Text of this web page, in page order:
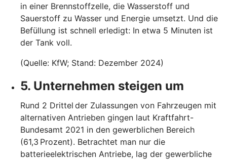
in einer Brennstoffzelle, die Wasserstoff und
Sauerstoff zu Wasser und Energie umsetzt. Und die
Befüllung ist schnell erledigt: In etwa 5 Minuten ist
der Tank voll.
(Quelle: KfW; Stand: Dezember 2024)
5. Unternehmen steigen um
Rund 2 Drittel der Zulassungen von Fahrzeugen mit
alternativen Antrieben gingen laut Kraftfahrt-
Bundesamt 2021 in den gewerblichen Bereich
(61,3 Prozent). Betrachtet man nur die
batterieelektrischen Antriebe, lag der gewerbliche